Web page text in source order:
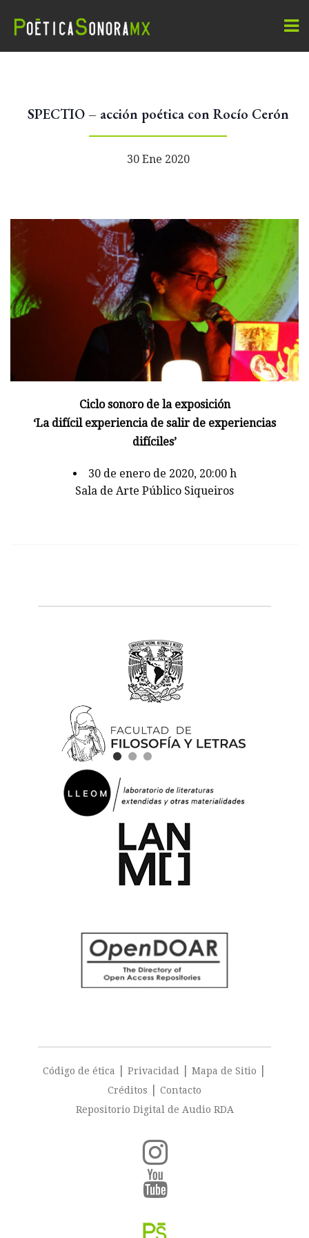
SPECTIO – acción poética con Rocío Cerón
30 Ene 2020
Ciclo sonoro de la exposición
‘La difícil experiencia de salir de experiencias
difíciles’
30 de enero de 2020, 20:00 h
Sala de Arte Público Siqueiros
Código de ética Privacidad Mapa de Sitio
Créditos
Contacto
Repositorio Digital de Audio RDA